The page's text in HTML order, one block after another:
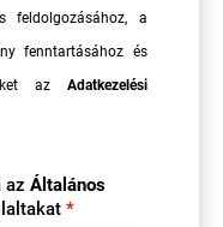
feldolgozásához, a
fenntartásához és
az Adatkezelési
azÁltalános
*